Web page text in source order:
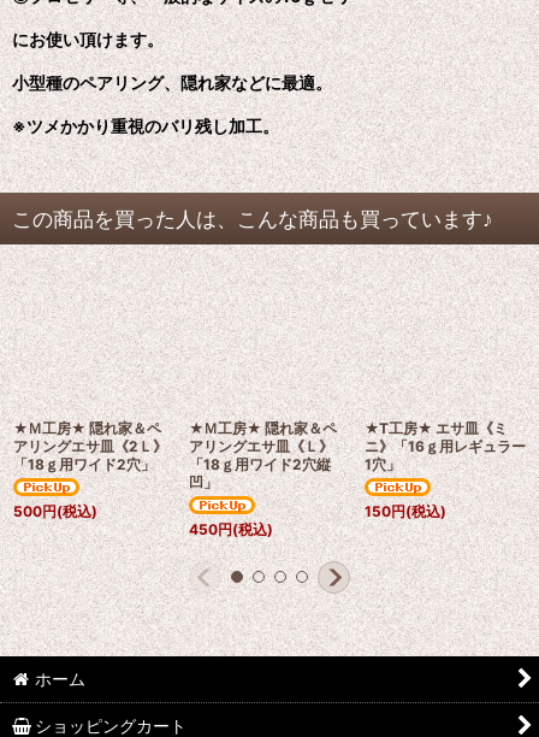
にお使い頂けます。
小型種のペアリング、隠れ家などに最適。
※ツメかかり重視のバリ残し加工。
この商品を買った人は、こんな商品も買っています♪
★Ｍ工房★ 隠れ家＆ペ
アリングエサ皿《2Ｌ》
「18ｇ用ワイド2穴」
500円(税込)
★Ｍ工房★ 隠れ家＆ペ
アリングエサ皿《Ｌ》
「18ｇ用ワイド2穴縦
凹」
450円(税込)
★T工房★ エサ皿《ミ
ニ》「16ｇ用レギュラー
1穴」
150円(税込)
ホーム
ショッピングカート